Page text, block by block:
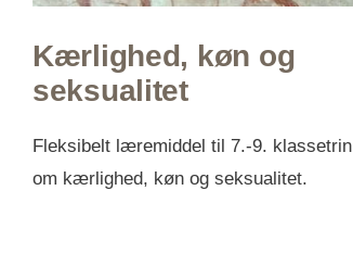
Kærlighed, køn og
seksualitet
Fleksibelt læremiddel til 7.-9. klassetrin
om kærlighed, køn og seksualitet.